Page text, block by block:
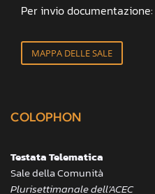
Per invio documentazione:
MAPPA DELLE SALE
COLOPHON
Testata Telematica
Sale della Comunità
Plurisettimanale dell’ACEC